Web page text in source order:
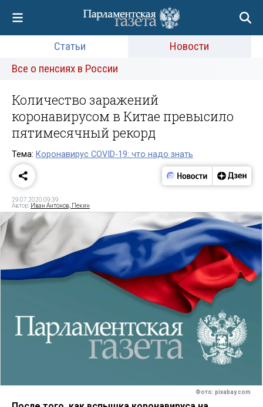
Статьи
Новости
Все о пенсиях в России
Количество заражений
коронавирусом в Китае превысило
пятимесячный рекорд
Тема: Коронавирус COVID-19: что надо знать
29.07.2020 09:39
Автор: Иван Антонов, Пекин
Фото: pixabay.com